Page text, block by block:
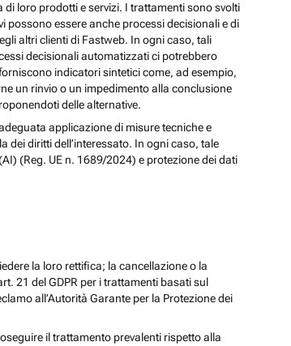
loro prodotti e servizi. I trattamenti sono svolti
possono essere anche processi decisionali e di
altri clienti di Fastweb. In ogni caso, tali
decisionali automatizzati ci potrebbero
indicatori sintetici come, ad esempio,
un rinvio o un impedimento alla conclusione
delle alternative.
applicazione di misure tecniche e
dei diritti dell’interessato. In ogni caso, tale
(Reg. UE n. 1689/2024) e protezione dei dati
la loro rettifica; la cancellazione o la
21 del GDPR per i trattamenti basati sul
all’Autorità Garante per la Protezione dei
il trattamento prevalenti rispetto alla